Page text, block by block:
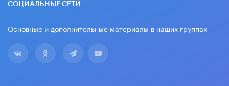
СОЦИАЛЬНЫЕ СЕТИ
Основные и дополнительные материалы в наших группах